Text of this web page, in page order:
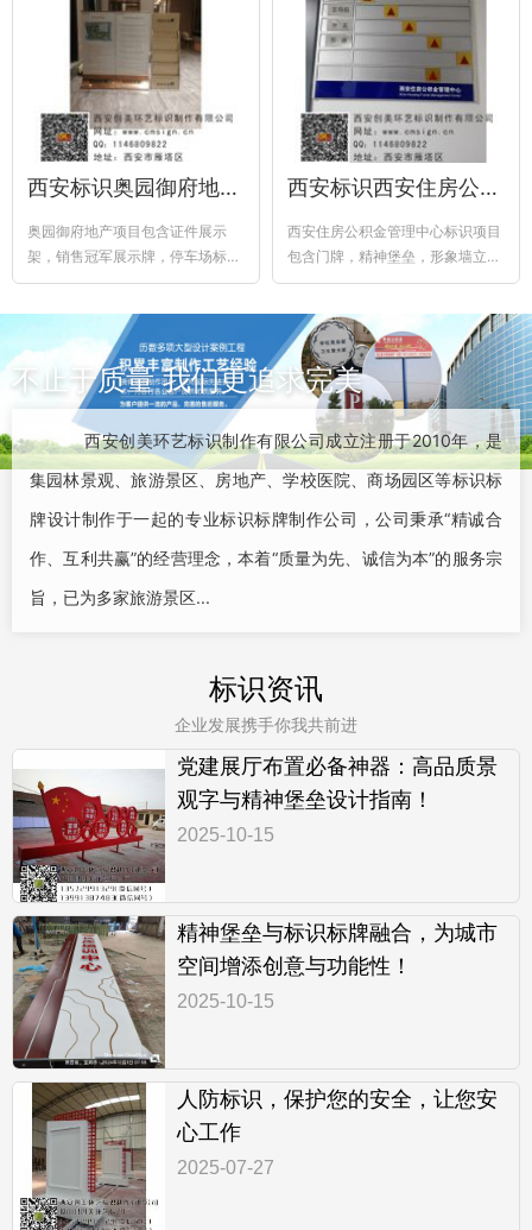
西安标识奥园御府地产项目
奥园御府地产项目包含证件展示
架，销售冠军展示牌，停车场标识
牌，多功能指示牌，门牌，资料展
西安标识西安住房公积金管理中心标识项目
西安住房公积金管理中心标识项目
包含门牌，精神堡垒，形象墙立体
字，宣传栏，楼体立体字，楼层
不止于质量 我们更追求完美
西安创美环艺标识制作有限公司成立注册于2010年，是
集园林景观、旅游景区、房地产、学校医院、商场园区等标识标
牌设计制作于一起的专业标识标牌制作公司，公司秉承“精诚合
作、互利共赢”的经营理念，本着“质量为先、诚信为本”的服务宗
旨，已为多家旅游景区...
标识资讯
企业发展携手你我共前进
党建展厅布置必备神器：高品质景
观字与精神堡垒设计指南！
2025-10-15
精神堡垒与标识标牌融合，为城市
空间增添创意与功能性！
2025-10-15
人防标识，保护您的安全，让您安
心工作
2025-07-27